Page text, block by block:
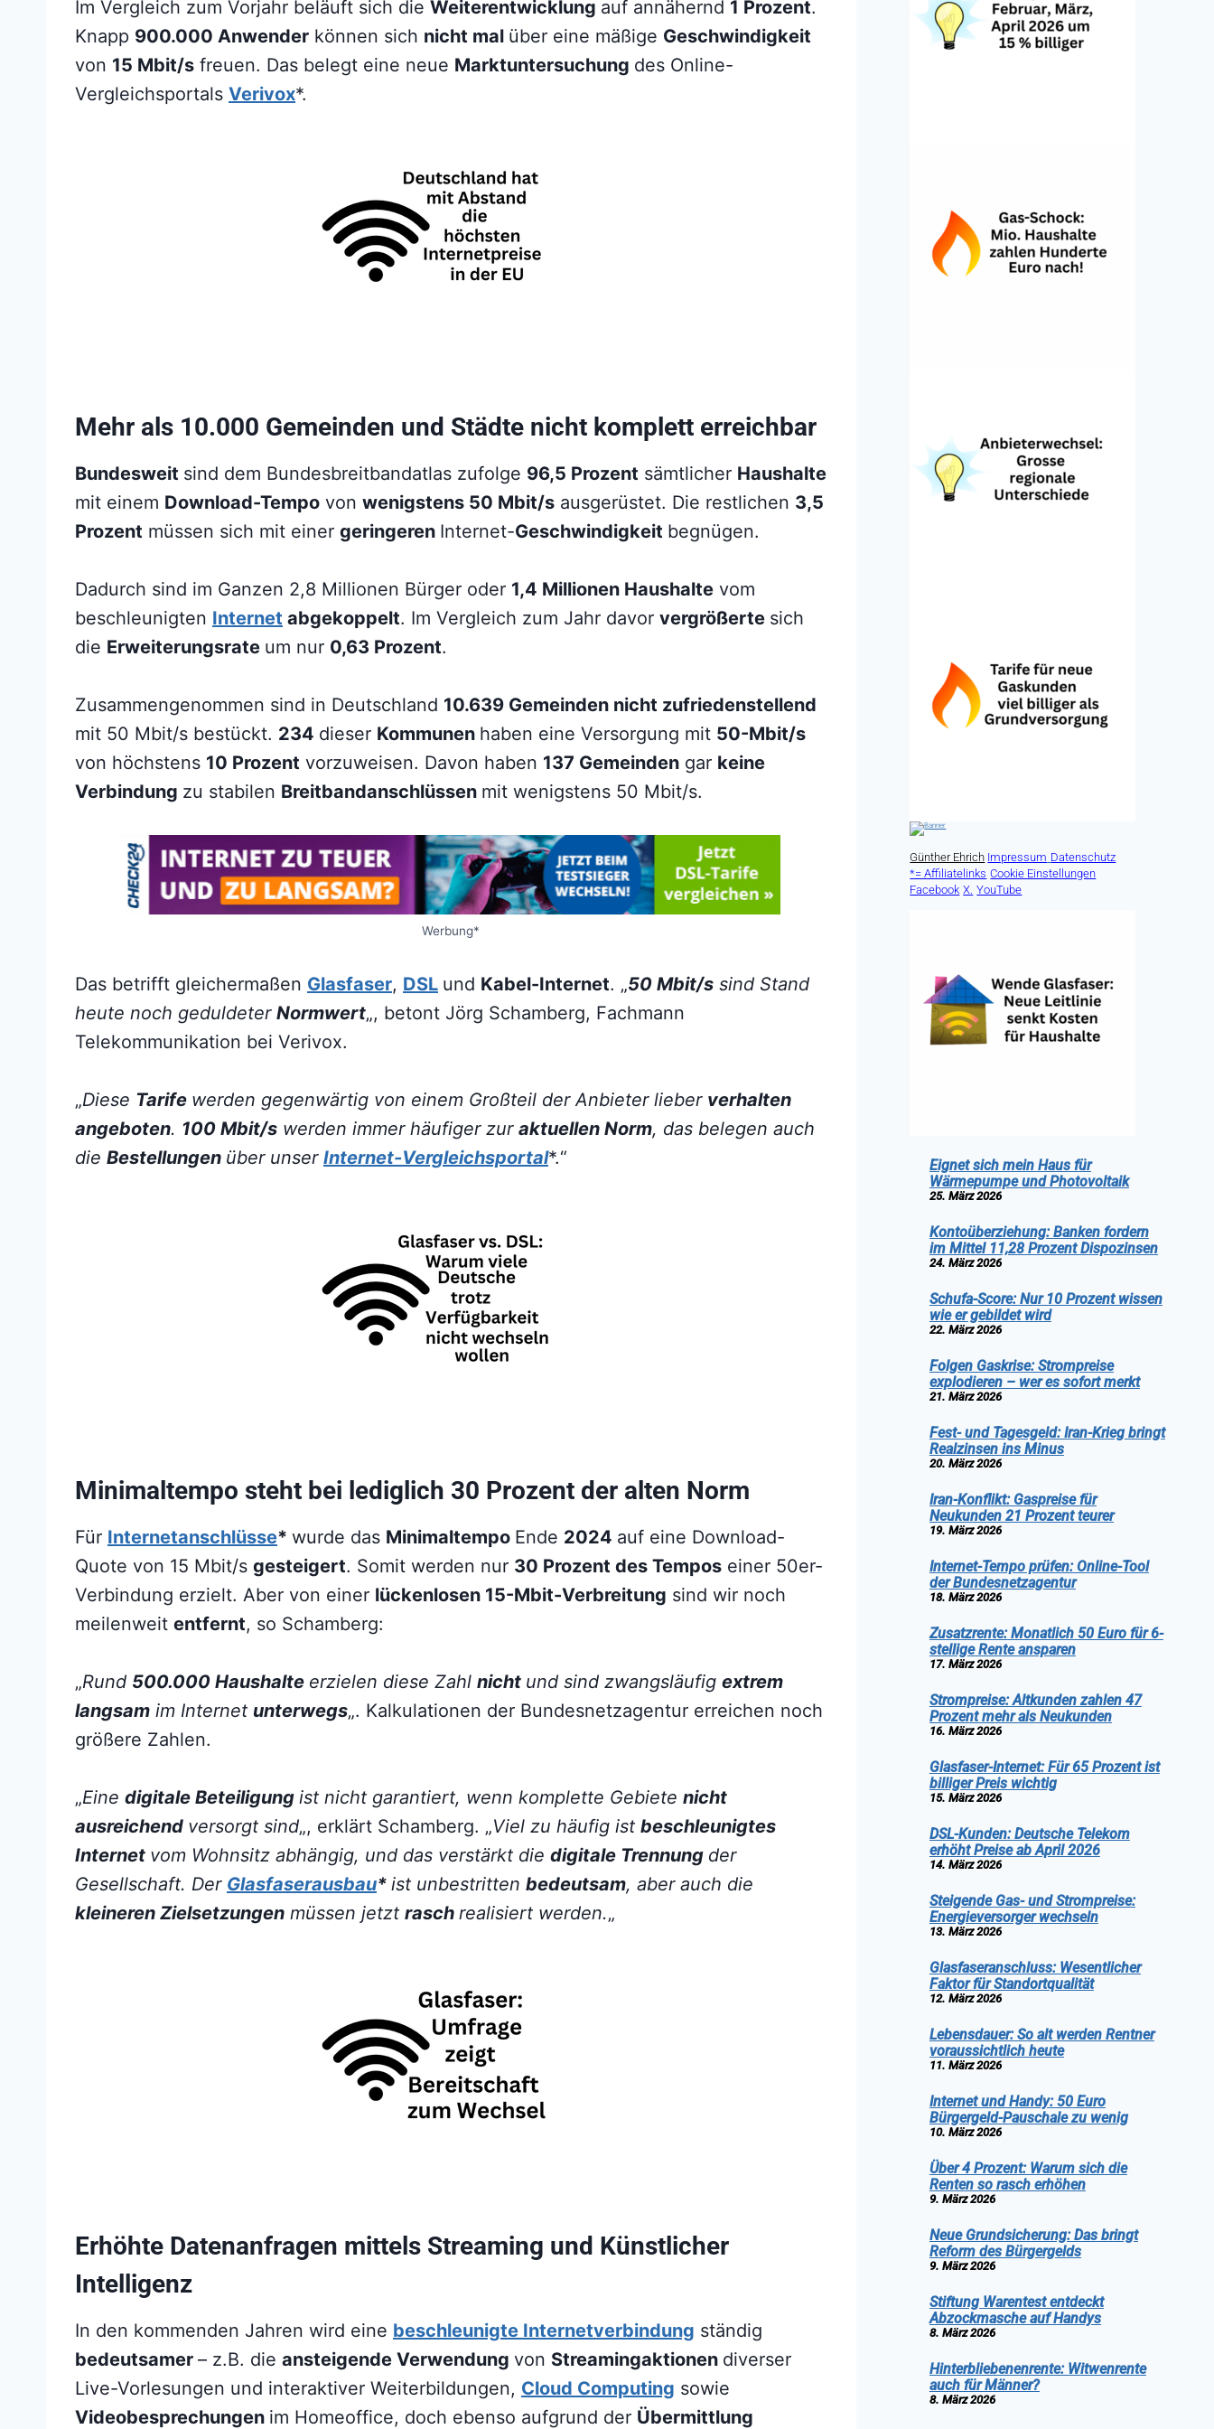
Im Vergleich zum Vorjahr beläuft sich die Weiterentwicklung auf annähernd 1 Prozent.
Knapp 900.000 Anwender können sich nicht mal über eine mäßige Geschwindigkeit
von 15 Mbit/s freuen. Das belegt eine neue Marktuntersuchung des Online-
Vergleichsportals Verivox*.
Mehr als 10.000 Gemeinden und Städte nicht komplett erreichbar
Bundesweit sind dem Bundesbreitbandatlas zufolge 96,5 Prozent sämtlicher Haushalte
mit einem Download-Tempo von wenigstens 50 Mbit/s ausgerüstet. Die restlichen 3,5
Prozent müssen sich mit einer geringeren Internet-Geschwindigkeit begnügen.
Dadurch sind im Ganzen 2,8 Millionen Bürger oder 1,4 Millionen Haushalte vom
beschleunigten Internet abgekoppelt. Im Vergleich zum Jahr davor vergrößerte sich
die Erweiterungsrate um nur 0,63 Prozent.
Zusammengenommen sind in Deutschland 10.639 Gemeinden nicht zufriedenstellend
mit 50 Mbit/s bestückt. 234 dieser Kommunen haben eine Versorgung mit 50-Mbit/s
von höchstens 10 Prozent vorzuweisen. Davon haben 137 Gemeinden gar keine
Verbindung zu stabilen Breitbandanschlüssen mit wenigstens 50 Mbit/s.
Werbung*
Das betrifft gleichermaßen Glasfaser, DSL und Kabel-Internet. „50 Mbit/s sind Stand
heute noch geduldeter Normwert„, betont Jörg Schamberg, Fachmann
Telekommunikation bei Verivox.
„Diese Tarife werden gegenwärtig von einem Großteil der Anbieter lieber verhalten
angeboten. 100 Mbit/s werden immer häufiger zur aktuellen Norm, das belegen auch
die Bestellungen über unser Internet-Vergleichsportal*.“
Minimaltempo steht bei lediglich 30 Prozent der alten Norm
Für Internetanschlüsse* wurde das Minimaltempo Ende 2024 auf eine Download-
Quote von 15 Mbit/s gesteigert. Somit werden nur 30 Prozent des Tempos einer 50er-
Verbindung erzielt. Aber von einer lückenlosen 15-Mbit-Verbreitung sind wir noch
meilenweit entfernt, so Schamberg:
„Rund 500.000 Haushalte erzielen diese Zahl nicht und sind zwangsläufig extrem
langsam im Internet unterwegs„. Kalkulationen der Bundesnetzagentur erreichen noch
größere Zahlen.
„Eine digitale Beteiligung ist nicht garantiert, wenn komplette Gebiete nicht
ausreichend versorgt sind„, erklärt Schamberg. „Viel zu häufig ist beschleunigtes
Internet vom Wohnsitz abhängig, und das verstärkt die digitale Trennung der
Gesellschaft. Der Glasfaserausbau* ist unbestritten bedeutsam, aber auch die
kleineren Zielsetzungen müssen jetzt rasch realisiert werden.„
Erhöhte Datenanfragen mittels Streaming und Künstlicher
Intelligenz
In den kommenden Jahren wird eine beschleunigte Internetverbindung ständig
bedeutsamer – z.B. die ansteigende Verwendung von Streamingaktionen diverser
Live-Vorlesungen und interaktiver Weiterbildungen, Cloud Computing sowie
Videobesprechungen im Homeoffice, doch ebenso aufgrund der Übermittlung
Günther Ehrich Impressum Datenschutz
*= Affiliatelinks Cookie Einstellungen
Facebook X. YouTube
Eignet sich mein Haus für
Wärmepumpe und Photovoltaik
25. März 2026
Kontoüberziehung: Banken fordern
im Mittel 11,28 Prozent Dispozinsen
24. März 2026
Schufa-Score: Nur 10 Prozent wissen
wie er gebildet wird
22. März 2026
Folgen Gaskrise: Strompreise
explodieren – wer es sofort merkt
21. März 2026
Fest- und Tagesgeld: Iran-Krieg bringt
Realzinsen ins Minus
20. März 2026
Iran-Konflikt: Gaspreise für
Neukunden 21 Prozent teurer
19. März 2026
Internet-Tempo prüfen: Online-Tool
der Bundesnetzagentur
18. März 2026
Zusatzrente: Monatlich 50 Euro für 6-
stellige Rente ansparen
17. März 2026
Strompreise: Altkunden zahlen 47
Prozent mehr als Neukunden
16. März 2026
Glasfaser-Internet: Für 65 Prozent ist
billiger Preis wichtig
15. März 2026
DSL-Kunden: Deutsche Telekom
erhöht Preise ab April 2026
14. März 2026
Steigende Gas- und Strompreise:
Energieversorger wechseln
13. März 2026
Glasfaseranschluss: Wesentlicher
Faktor für Standortqualität
12. März 2026
Lebensdauer: So alt werden Rentner
voraussichtlich heute
11. März 2026
Internet und Handy: 50 Euro
Bürgergeld-Pauschale zu wenig
10. März 2026
Über 4 Prozent: Warum sich die
Renten so rasch erhöhen
9. März 2026
Neue Grundsicherung: Das bringt
Reform des Bürgergelds
9. März 2026
Stiftung Warentest entdeckt
Abzockmasche auf Handys
8. März 2026
Hinterbliebenenrente: Witwenrente
auch für Männer?
8. März 2026